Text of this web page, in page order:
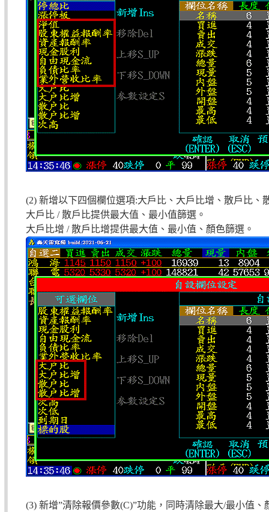
(2) 新增以下四個欄位選項:大戶比、大戶比增、散戶比、
大戶比 / 散戶比提供最大值、最小值篩選。
大戶比增 / 散戶比增提供最大值、最小值、顏色篩選。
(3) 新增”清除報價參數(C)”功能，同時清除最大/最小值